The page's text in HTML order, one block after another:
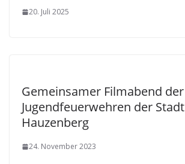
20. Juli 2025
Gemeinsamer Filmabend der
Jugendfeuerwehren der Stadt
Hauzenberg
24. November 2023